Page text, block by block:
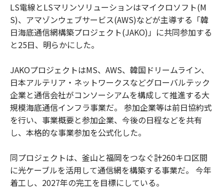
LS電線とLSマリンソリューションはマイクロソフト(M
S)、アマゾンウェブサービス(AWS)などが主導する「韓
日海底通信網構築プロジェクト(JAKO)」に共同参加する
と25日、明らかにした。
JAKOプロジェクトはMS、AWS、韓国ドリームライン、
日本アルテリア・ネットワークスなどグローバルテック
企業と通信会社がコンソーシアムを構成して推進する大
規模海底通信インフラ事業だ。 参加企業等は前日協約式
を行い、事業概要と参加企業、今後の日程などを共有
し、本格的な事業参加を公式化した。
同プロジェクトは、釜山と福岡をつなぐ計260キロ区間
に光ケーブルを活用して通信網を構築する事業だ。 今年
着工し、2027年の完工を目標にしている。